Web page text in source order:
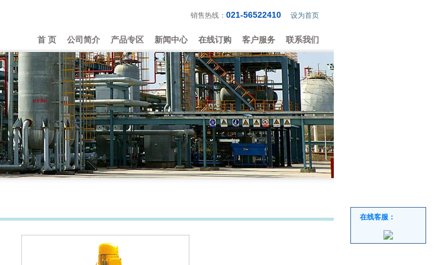
销售热线： 021-56522410 设为首页
首 页 公司简介 产品专区 新闻中心 在线订购 客户服务 联系我们
在线客服：